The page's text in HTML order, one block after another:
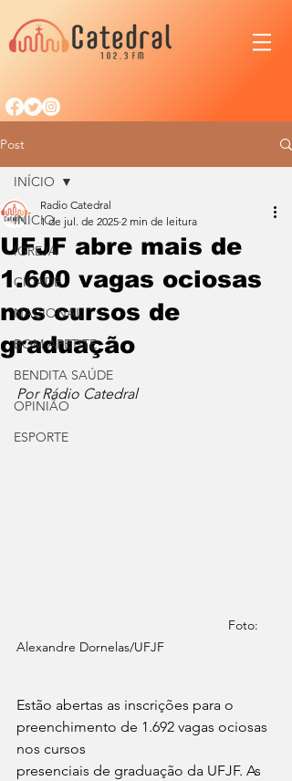
Post
INÍCIO
IGREJA
CIDADE
NACIONAL
BOM APETITE
BENDITA SAÚDE
OPINIÃO
ESPORTE
INÍCIO
UFJF abre mais de
1.600 vagas ociosas
nos cursos de
graduação
Radio Catedral
1 de jul. de 2025 2 min de leitura
Por Rádio Catedral
Alexandre Dornelas/UFJF
Estão abertas as inscrições para o
preenchimento de 1.692 vagas ociosas
nos cursos
presenciais de graduação da UFJF. As